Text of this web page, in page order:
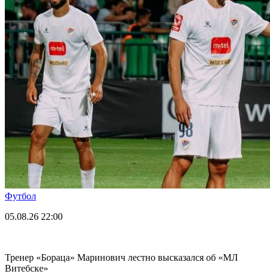
Футбол
05.08.26 22:00
Тренер «Бораца» Маринович лестно высказался об «МЛ
Витебске»